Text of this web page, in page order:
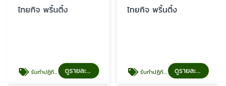
ไทยกิจ พริ้นติ้ง
รับทำปฏิทินแขวน ราคาถูก ดูรายละเอียด
ไทยกิจ พริ้นติ้ง
รับทำปฏิทินตั้งโต๊ะ ดูรายละเอียด